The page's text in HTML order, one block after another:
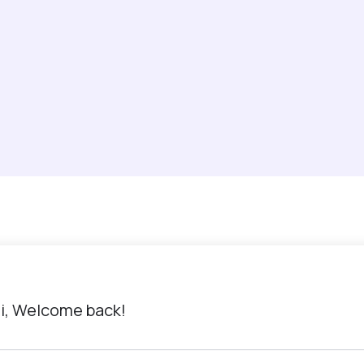
Welcome back!